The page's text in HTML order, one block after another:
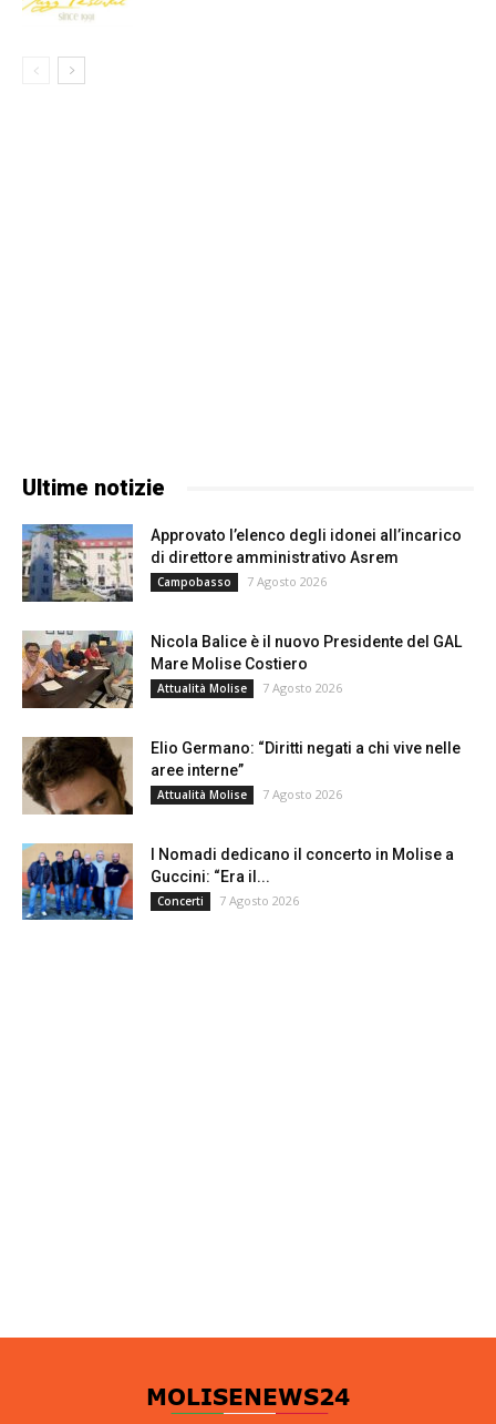
Ultime notizie
Approvato l’elenco degli idonei all’incarico
di direttore amministrativo Asrem
Campobasso 7 Agosto 2026
Nicola Balice è il nuovo Presidente del GAL
Mare Molise Costiero
Attualità Molise 7 Agosto 2026
Elio Germano: “Diritti negati a chi vive nelle
aree interne”
Attualità Molise 7 Agosto 2026
I Nomadi dedicano il concerto in Molise a
Guccini: “Era il...
Concerti 7 Agosto 2026